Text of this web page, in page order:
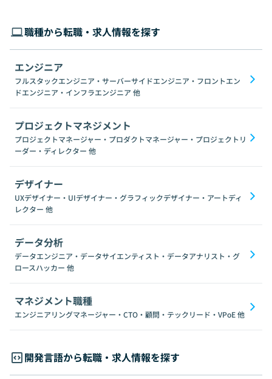
職種から転職・求人情報を探す
エンジニア
フルスタックエンジニア・サーバーサイドエンジニア・フロントエン
ドエンジニア・インフラエンジニア 他
プロジェクトマネジメント
プロジェクトマネージャー・プロダクトマネージャー・プロジェクトリ
ーダー・ディレクター 他
デザイナー
UXデザイナー・UIデザイナー・グラフィックデザイナー・アートディ
レクター 他
データ分析
データエンジニア・データサイエンティスト・データアナリスト・グ
ロースハッカー 他
マネジメント職種
エンジニアリングマネージャー・CTO・顧問・テックリード・VPoE他
開発言語から転職・求人情報を探す